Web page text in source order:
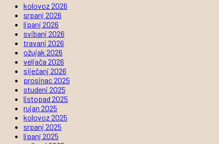
kolovoz 2026
srpanj 2026
lipanj 2026
svibanj 2026
travanj 2026
ožujak 2026
veljača 2026
siječanj 2026
prosinac 2025
studeni 2025
listopad 2025
rujan 2025
kolovoz 2025
srpanj 2025
lipanj 2025